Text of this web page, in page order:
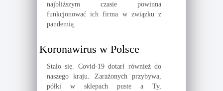
najbliższym czasie powinna
funkcjonować ich firma w związku z
pandemią.
Koronawirus w Polsce
Stało się. Covid-19 dotarł również do
naszego kraju. Zarażonych przybywa,
półki w sklepach puste a Ty,